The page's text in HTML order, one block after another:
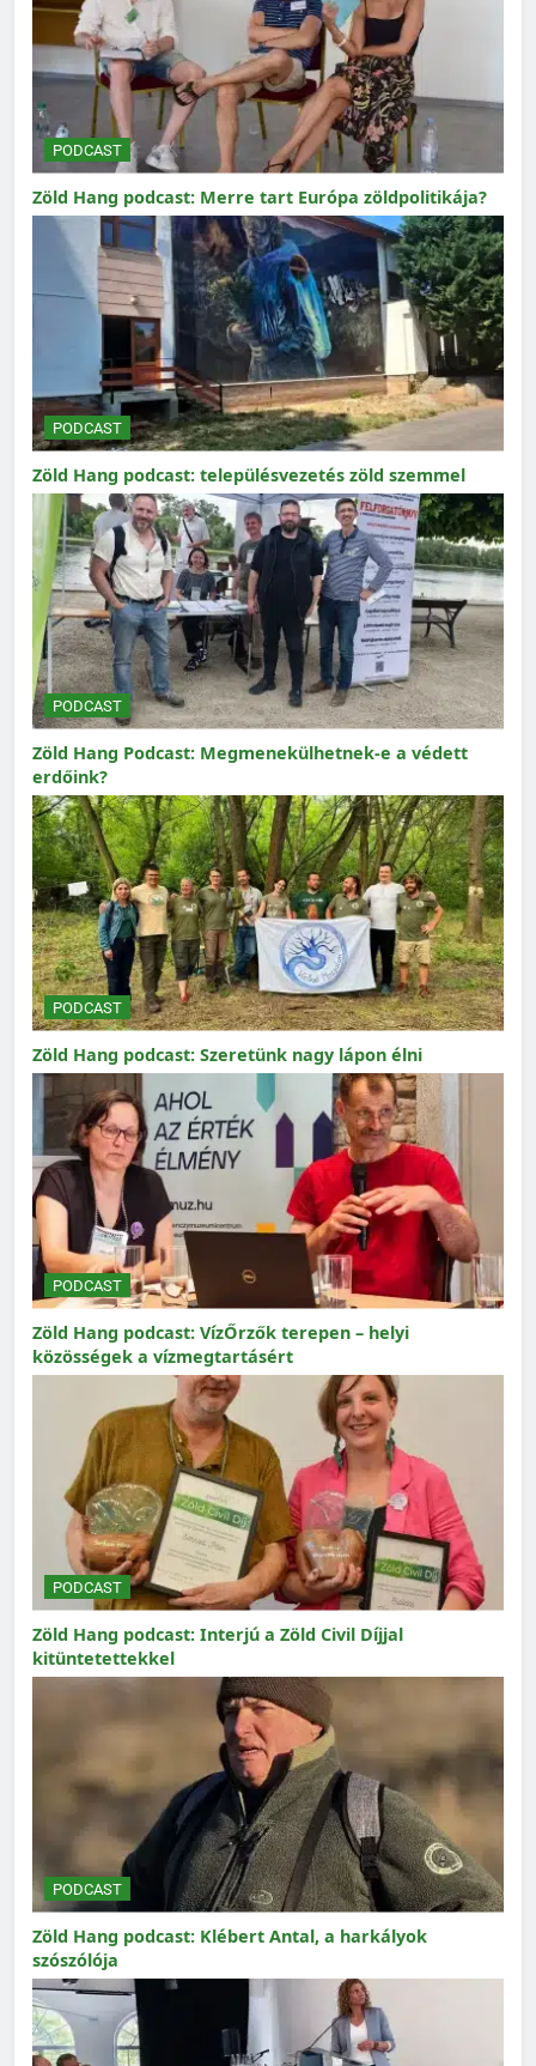
PODCAST
Zöld Hang podcast: Merre tart Európa zöldpolitikája?
PODCAST
Zöld Hang podcast: településvezetés zöld szemmel
PODCAST
Zöld Hang Podcast: Megmenekülhetnek-e a védett
erdőink?
PODCAST
Zöld Hang podcast: Szeretünk nagy lápon élni
PODCAST
Zöld Hang podcast: VízŐrzők terepen – helyi
közösségek a vízmegtartásért
PODCAST
Zöld Hang podcast: Interjú a Zöld Civil Díjjal
kitüntetettekkel
PODCAST
Zöld Hang podcast: Klébert Antal, a harkályok
szószólója